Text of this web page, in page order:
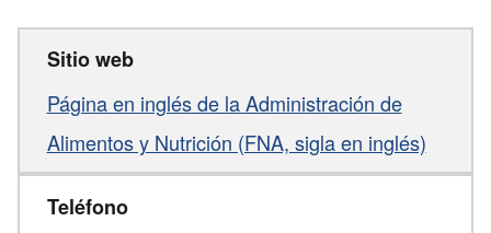
Sitio web
Página en inglés de la Administración de
Alimentos y Nutrición (FNA, sigla en inglés)
Teléfono